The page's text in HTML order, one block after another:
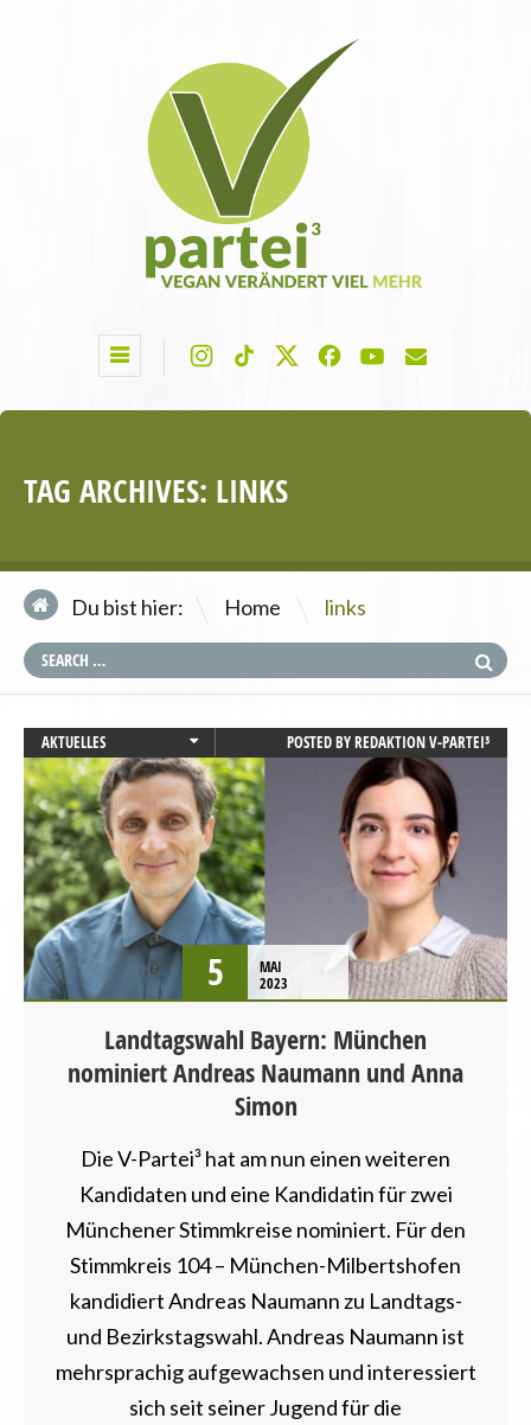
TAG ARCHIVES: LINKS
Du bist hier: Home \ links
AKTUELLES
BAYERN
LANDTAGSWAHL
LANDWIRTSCHAFT
PRESSEMITTEILUNG
STARTSEITE
TIERSCHUTZ / TIERRECHTE
UMWELT UND KLIMA
VEGANISMUS
WAHLPROGRAMM
POSTED BYREDAKTION V-PARTEI³
5
MAI
2023
Landtagswahl Bayern: München
nominiert Andreas Naumann und Anna
Simon
Die V-Partei³ hat am nun einen weiteren
Kandidaten und eine Kandidatin für zwei
Münchener Stimmkreise nominiert. Für den
Stimmkreis 104 – München-Milbertshofen
kandidiert Andreas Naumann zu Landtags-
und Bezirkstagswahl. Andreas Naumann ist
mehrsprachig aufgewachsen und interessiert
sich seit seiner Jugend für die